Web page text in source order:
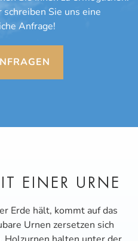
schreiben Sie uns eine
Anfrage!
EINER URNE
Erde hält, kommt auf das
Urnen zersetzen sich